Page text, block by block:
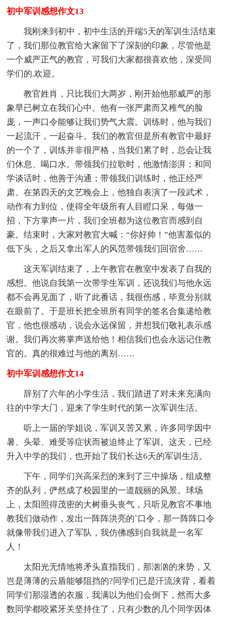
初中军训感想作文13
我刚来到初中，初中生活的开端5天的军训生活结束
了，我们那位教官给大家留下了深刻的印象，尽管他是
一个威严正气的教官，可我们大家都很喜欢他，深受同
学们的.欢迎。
教官姓肖，只比我们大两岁，刚开始他那威严的形
象早已树立在我们心中。他有一张严肃而又稚气的脸
庞，一声口令能够让我们势气大震。训练时，他与我们
一起流汗，一起奋斗。我们的教官但是所有教官中最好
的一个了，训练并非很严格，当我们累了时，总会让我
们休息、喝口水。带领我们拉歌时，他激情澎湃；和同
学谈话时，他善于沟通；带领我们训练时，他正经严
肃。在第四天的文艺晚会上，他独自表演了一段武术，
动作有力到位，使得全年级所有人目瞪口呆，每做一
招，下方掌声一片，我们全班都为这位教官而感到自
豪。结束时，大家对教官大喊：“你好帅！”他害羞似的
低下头，之后又拿出军人的风范带领我们回宿舍……
这天军训结束了，上午教官在教室中发表了自我的
感想。他说自我第一次带学生军训，还说我们与他永远
都不会再见面了，听了此番话，我很伤感，毕竟分别就
在眼前了。于是班长把全班所有同学的签名合集递给教
官，他也很感动，说会永远保留，并想我们敬礼表示感
谢。我们再次将掌声送给他！相信我们也会永远记住教
官的。真的很难过与他的离别……
初中军训感想作文14
辞别了六年的小学生活，我们踏进了对未来充满向
往的中学大门，迎来了学生时代的第一次军训生活。
听上一届的学姐说，军训又苦又累，许多同学因中
暑、头晕、难受等症状而被迫终止了军训。这天，已经
升入中学的我们，也开始了我们长达6天的军训生活。
下午，同学们兴高采烈的来到了三中操场，组成整
齐的队列，俨然成了校园里的一道靓丽的风景。球场
上，太阳照得茂密的大树垂头丧气，只听见教官不事地
教我们做动作，发出一阵阵洪亮的`口令，那一阵阵口令
就像带我们进入了军队，我仿佛感到自我就是一名军
人！
太阳光无情地将矛头直指我们，那汹汹的来势，又
岂是薄薄的云盾能够阻挡的?同学们已是汗流浃背，看着
同学们那湿透的衣服，我满以为他们会倒下，然而大多
数同学都咬紧牙关坚持住了，只有少数的几个同学因体